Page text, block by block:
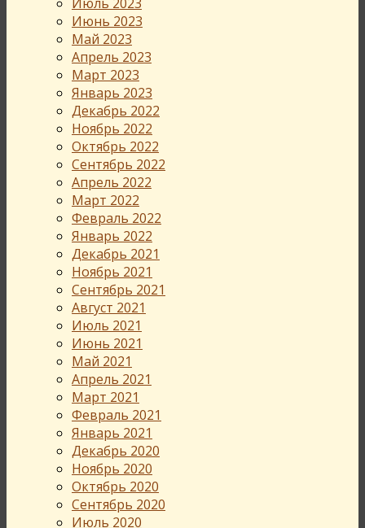
Июнь 2023
Май 2023
Апрель 2023
Март 2023
Январь 2023
Декабрь 2022
Ноябрь 2022
Октябрь 2022
Сентябрь 2022
Апрель 2022
Март 2022
Февраль 2022
Январь 2022
Декабрь 2021
Ноябрь 2021
Сентябрь 2021
Август 2021
Июль 2021
Июнь 2021
Май 2021
Апрель 2021
Март 2021
Февраль 2021
Январь 2021
Декабрь 2020
Ноябрь 2020
Октябрь 2020
Сентябрь 2020
Июль 2020